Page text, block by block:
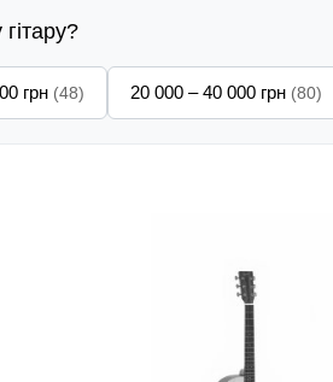
грн (48) 20 000 – 40 000 грн (80)